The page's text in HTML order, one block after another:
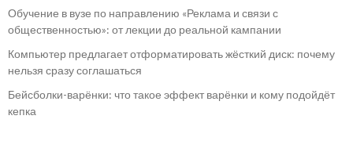
Обучение в вузе по направлению «Реклама и связи с
общественностью»: от лекции до реальной кампании
Компьютер предлагает отформатировать жёсткий диск: почему
нельзя сразу соглашаться
Бейсболки-варёнки: что такое эффект варёнки и кому подойдёт
кепка